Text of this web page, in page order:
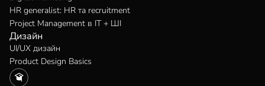
HR generalist: HR та recruitment
Project Management в IT + ШІ
Дизайн
UI/UX дизайн
Product Design Basics